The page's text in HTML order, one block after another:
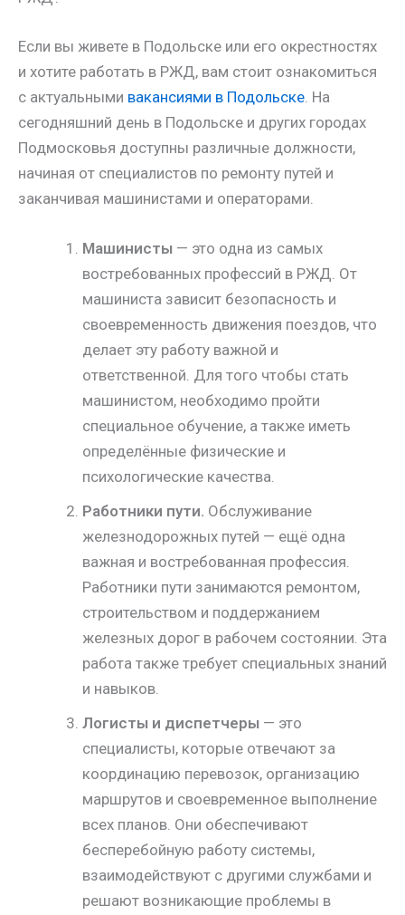
Если вы живете в Подольске или его окрестностях
и хотите работать в РЖД, вам стоит ознакомиться
с актуальными вакансиями в Подольске . На
сегодняшний день в Подольске и других городах
Подмосковья доступны различные должности,
начиная от специалистов по ремонту путей и
заканчивая машинистами и операторами.
Машинисты — это одна из самых
востребованных профессий в РЖД. От
машиниста зависит безопасность и
своевременность движения поездов, что
делает эту работу важной и
ответственной. Для того чтобы стать
машинистом, необходимо пройти
специальное обучение, а также иметь
определённые физические и
психологические качества.
Работники пути. Обслуживание
железнодорожных путей — ещё одна
важная и востребованная профессия.
Работники пути занимаются ремонтом,
строительством и поддержанием
железных дорог в рабочем состоянии. Эта
работа также требует специальных знаний
и навыков.
Логисты и диспетчеры — это
специалисты, которые отвечают за
координацию перевозок, организацию
маршрутов и своевременное выполнение
всех планов. Они обеспечивают
бесперебойную работу системы,
взаимодействуют с другими службами и
решают возникающие проблемы в